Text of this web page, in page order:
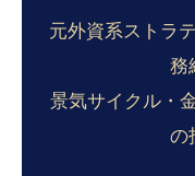
元外資系ストラ
務
景気サイクル・
の